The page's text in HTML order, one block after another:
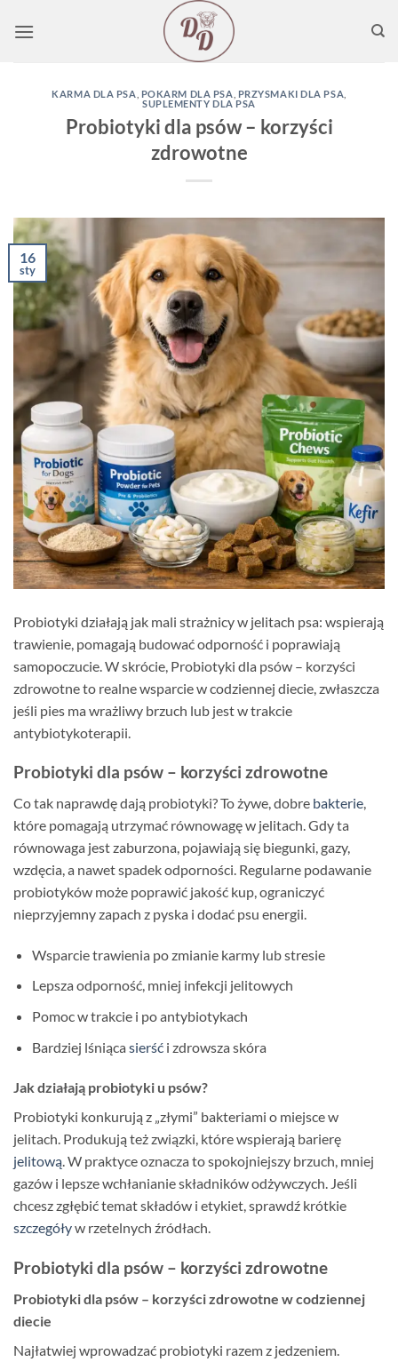
KARMA DLA PSA POKARM DLA PSA PRZYSMAKI DLA PSA
SUPLEMENTY DLA PSA
Probiotyki dla psów – korzyści
zdrowotne
16
sty
Probiotyki działają jak mali strażnicy w jelitach psa: wspierają
trawienie, pomagają budować odporność i poprawiają
samopoczucie. W skrócie, Probiotyki dla psów – korzyści
zdrowotne to realne wsparcie w codziennej diecie, zwłaszcza
jeśli pies ma wrażliwy brzuch lub jest w trakcie
antybiotykoterapii.
Probiotyki dla psów – korzyści zdrowotne
Co tak naprawdę dają probiotyki? To żywe, dobre bakterie,
które pomagają utrzymać równowagę w jelitach. Gdy ta
równowaga jest zaburzona, pojawiają się biegunki, gazy,
wzdęcia, a nawet spadek odporności. Regularne podawanie
probiotyków może poprawić jakość kup, ograniczyć
nieprzyjemny zapach z pyska i dodać psu energii.
Wsparcie trawienia po zmianie karmy lub stresie
Lepsza odporność, mniej infekcji jelitowych
Pomoc w trakcie i po antybiotykach
Bardziej lśniąca sierśći zdrowsza skóra
Jak działają probiotyki u psów?
Probiotyki konkurują z „złymi” bakteriami o miejsce w
jelitach. Produkują też związki, które wspierają barierę
jelitową. W praktyce oznacza to spokojniejszy brzuch, mniej
gazów i lepsze wchłanianie składników odżywczych. Jeśli
chcesz zgłębić temat składów i etykiet, sprawdź krótkie
szczegóływ rzetelnych źródłach.
Probiotyki dla psów – korzyści zdrowotne
Probiotyki dla psów – korzyści zdrowotne w codziennej
diecie
Najłatwiej wprowadzać probiotyki razem z jedzeniem.